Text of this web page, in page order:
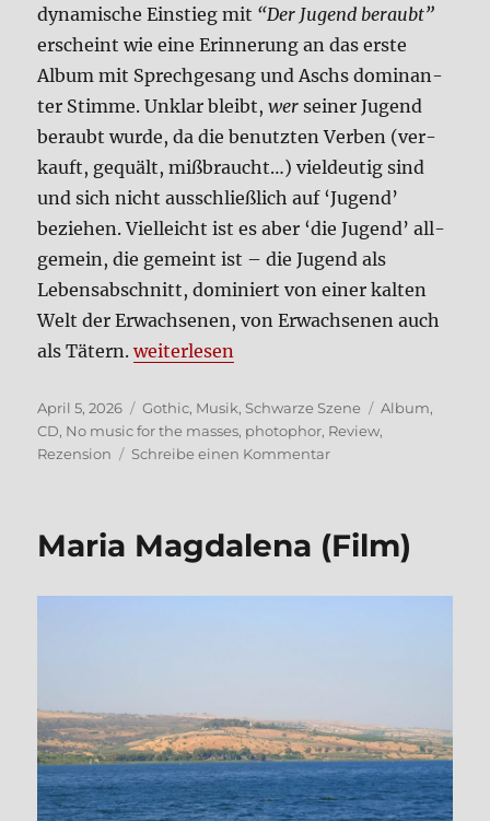
dyna­mi­sche Ein­stieg mit “Der Jugend beraubt”
erscheint wie eine Erin­ne­rung an das erste
Album mit Sprech­ge­sang und Aschs domi­nan­
ter Stim­me. Unklar bleibt,wer sei­ner Jugend
beraubt wur­de, da die benutz­ten Ver­ben (ver­
kauft, gequält, miß­braucht…) viel­deu­tig sind
und sich nicht aus­schließ­lich auf ‘Jugend’
bezie­hen. Viel­leicht ist es aber ‘die Jugend’ all­
ge­mein, die gemeint ist – die Jugend als
Lebens­ab­schnitt, domi­niert von einer kal­ten
Welt der Erwach­se­nen, von Erwach­se­nen auch
als Tätern.„pho­to­phor – no music for the masses“
wei­ter­le­sen
Veröffentlicht
am
April 5, 2026 Kategorien
Gothic, Musik, Schwarze Szene Schlagwörter
Album,
CD, No music for the masses, photophor, Review,
Rezension
Schreibe einen Kommentarzu
no
Maria Mag­da­le­na (Film)